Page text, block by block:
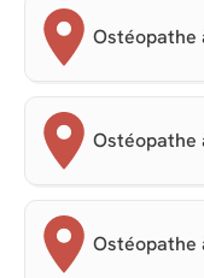
Ostéopathe
Ostéopathe
Ostéopathe